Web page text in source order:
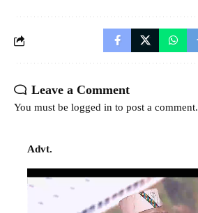
Leave a Comment
You must be logged in to post a comment.
Advt.
Video